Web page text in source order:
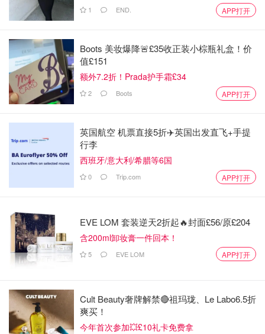
1 END. APP打开
Boots 美妆爆降🚨£35收正装小棕瓶礼盒！价
值£151
额外7.2折！Prada护手霜£34
2 Boots APP打开
英国航空 机票直接5折✈️英国出发直飞+手提
行李
西班牙/意大利/希腊等6国
0 Trip.com APP打开
EVE LOM 套装逆天2折起🔥封面£56/原£204
含200ml卸妆膏一件回本！
5 EVE LOM APP打开
Cult Beauty奢牌解禁🔴祖玛珑、Le Labo6.5折
爽买！
今年首次参加💥£10礼卡免费拿